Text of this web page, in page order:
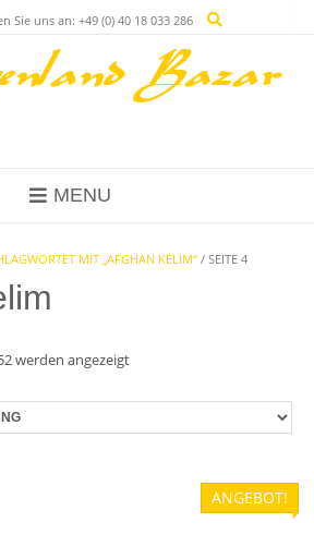
Sie uns an: +49 (0) 40 18 033 286
MENU
MIT „AFGHAN KELIM“ / SEITE 4
werden angezeigt
ANGEBOT!